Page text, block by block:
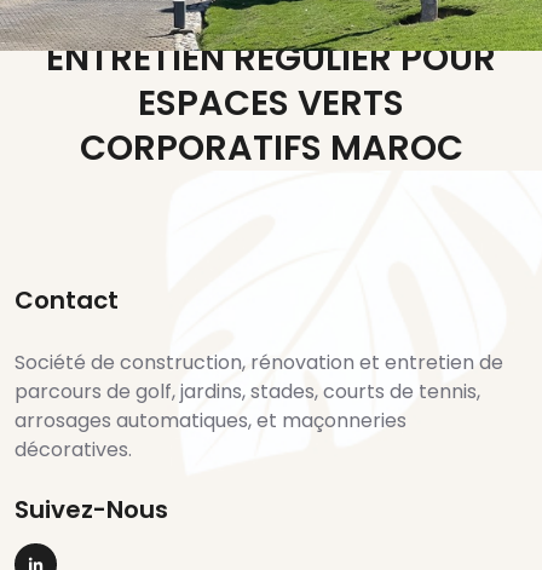
ENTRETIEN REGULIER POUR
ESPACES VERTS
CORPORATIFS MAROC
Vous Souhaitez Plus
Entreprise De Maintenance De
Terrain De Foot Maroc
Expert En Design Paysager D
Entreprises Agadir
Contact
Société de construction, rénovation et entretien de
parcours de golf, jardins, stades, courts de tennis,
arrosages automatiques, et maçonneries
décoratives.
Suivez-Nous
Suivez-nous sur Linkedin